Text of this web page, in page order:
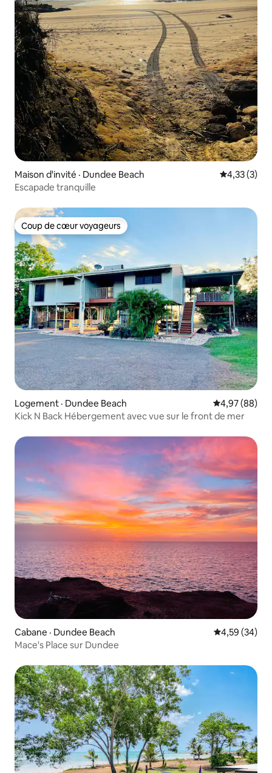
Maison d'invité · Dundee Beach Note
4,33 (3)
Escapade tranquille
Coup de cœur voyageurs
Coup de cœur voyageurs
Logement · Dundee Beach Note
4,97 (88)
Kick N Back Hébergement avec vue sur le front de mer
Cabane · Dundee Beach Note
4,59 (34)
Mace's Place sur Dundee